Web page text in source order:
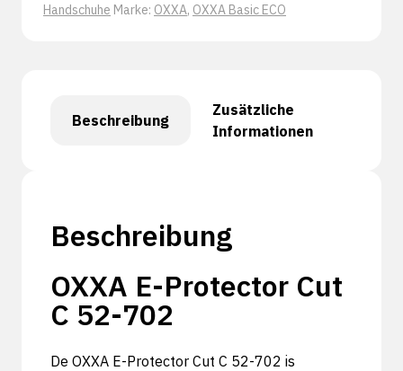
Handschuhe Marke: OXXA, OXXA Basic ECO
Beschreibung
Zusätzliche
Informationen
Beschreibung
OXXA E-Protector Cut
C 52-702
De OXXA E-Protector Cut C 52-702 is